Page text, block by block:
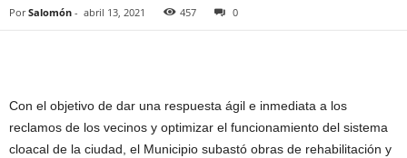
Por Salomón - abril 13, 2021 457 0
Con el objetivo de dar una respuesta ágil e inmediata a los
reclamos de los vecinos y optimizar el funcionamiento del sistema
cloacal de la ciudad, el Municipio subastó obras de rehabilitación y